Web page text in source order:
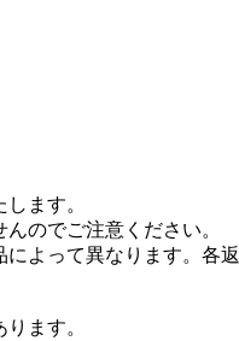
ます。
のでご注意ください。
よって異なります。各
ます。